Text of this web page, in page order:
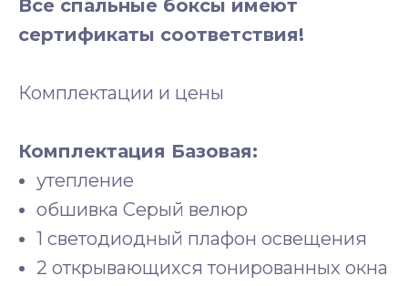
Все спальные боксы имеют
сертификаты соответствия!
Комплектации и цены
Комплектация Базовая:
утепление
обшивка Серый велюр
1 светодиодный плафон освещения
2 открывающихся тонированных окна